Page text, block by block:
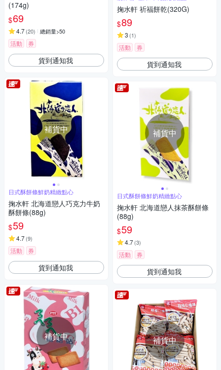
(174g)
$69
4.7(20) 總銷量>50
活動 券
貨到通知我
補貨中
日式酥餅條鮮奶精緻點心
掬水軒 北海道戀人巧克力牛奶
酥餅條(88g)
$59
4.7(9)
活動 券
貨到通知我
補貨中
掬水軒 祈福餅乾(320G)
$89
3 (1)
活動 券
貨到通知我
補貨中
日式酥餅條鮮奶精緻點心
掬水軒 北海道戀人抹茶酥餅條
(88g)
$59
4.7(3)
活動 券
貨到通知我
補貨中